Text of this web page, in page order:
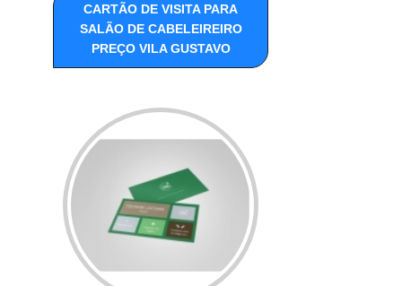
CARTÃO DE VISITA PARA
SALÃO DE CABELEIREIRO
PREÇO VILA GUSTAVO